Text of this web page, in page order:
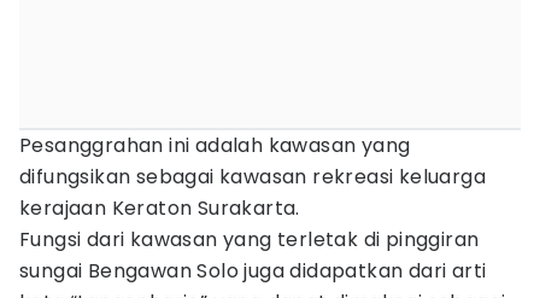
Pesanggrahan ini adalah kawasan yang
difungsikan sebagai kawasan rekreasi keluarga
kerajaan Keraton Surakarta.
Fungsi dari kawasan yang terletak di pinggiran
sungai Bengawan Solo juga didapatkan dari arti